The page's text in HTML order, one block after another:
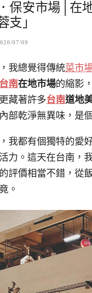
保安市場│在
支」
07/09
我總覺得傳統菜市
台南在地市場的縮影
藏著許多台南道地
部乾淨無異味，是
我都有個獨特的愛
力。這天在台南，
評價相當不錯，從
。